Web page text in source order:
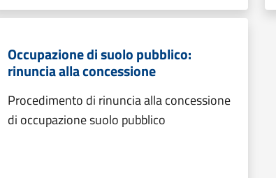
Occupazione di suolo pubblico:
rinuncia alla concessione
Procedimento di rinuncia alla concessione
di occupazione suolo pubblico